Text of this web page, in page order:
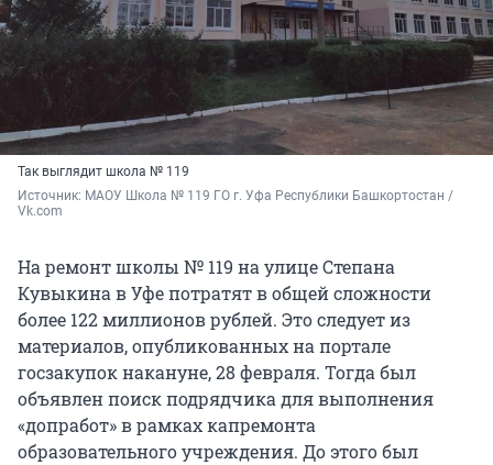
Так выглядит школа № 119
Источник: МАОУ Школа № 119 ГО г. Уфа Республики Башкортостан /
Vk.com
На ремонт школы № 119 на улице Степана
Кувыкина в Уфе потратят в общей сложности
более 122 миллионов рублей. Это следует из
материалов, опубликованных на портале
госзакупок накануне, 28 февраля. Тогда был
объявлен поиск подрядчика для выполнения
«допработ» в рамках капремонта
образовательного учреждения. До этого был